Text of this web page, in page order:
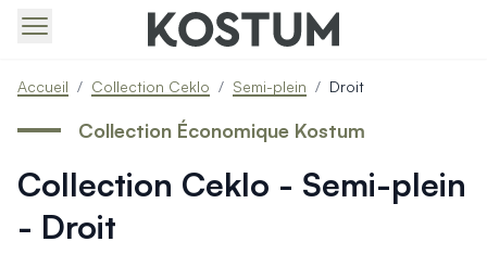
Produits > Portails > Portails contemporains
Produits > Portails > Portails traditionnels
Produits > Portails > Portails architectes
Produits > Portails > Portails avec décors
Produits > Portails > Portails économiques
Produits > Portails > Motorisation Portail
Accueil / Collection Ceklo / Semi-plein / Droit
Collection Ceklo - Semi-plein
- Droit
Collection Économique Kostum